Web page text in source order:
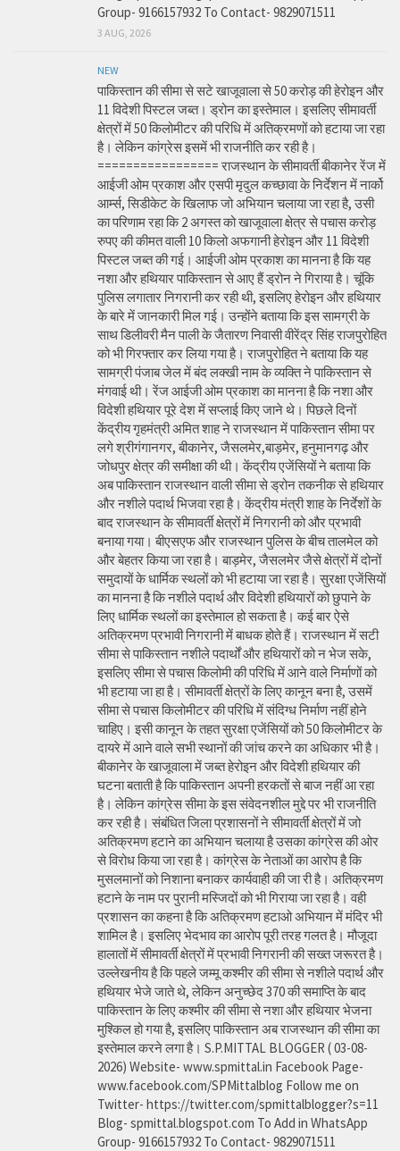
Group- 9166157932 To Contact- 9829071511
3 AUG, 2026
NEW
पाकिस्तान की सीमा से सटे खाजूवाला से 50 करोड़ की हेरोइन और
11 विदेशी पिस्टल जब्त। ड्रोन का इस्तेमाल। इसलिए सीमावर्ती
क्षेत्रों में 50 किलोमीटर की परिधि में अतिक्रमणों को हटाया जा रहा
है। लेकिन कांग्रेस इसमें भी राजनीति कर रही है।
================= राजस्थान के सीमावर्ती बीकानेर रेंज में
आईजी ओम प्रकाश और एसपी मृदुल कच्छावा के निर्देशन में नार्को
आर्म्स, सिडीकेट के खिलाफ जो अभियान चलाया जा रहा है, उसी
का परिणाम रहा कि 2 अगस्त को खाजूवाला क्षेत्र से पचास करोड़
रुपए की कीमत वाली 10 किलो अफगानी हेरोइन और 11 विदेशी
पिस्टल जब्त की गई। आईजी ओम प्रकाश का मानना है कि यह
नशा और हथियार पाकिस्तान से आए हैं ड्रोन ने गिराया है। चूंकि
पुलिस लगातार निगरानी कर रही थी, इसलिए हेरोइन और हथियार
के बारे में जानकारी मिल गई। उन्होंने बताया कि इस सामग्री के
साथ डिलीवरी मैन पाली के जैतारण निवासी वीरेंद्र सिंह राजपुरोहित
को भी गिरफ्तार कर लिया गया है। राजपुरोहित ने बताया कि यह
सामग्री पंजाब जेल में बंद लक्खी नाम के व्यक्ति ने पाकिस्तान से
मंगवाई थी। रेंज आईजी ओम प्रकाश का मानना है कि नशा और
विदेशी हथियार पूरे देश में सप्लाई किए जाने थे। पिछले दिनों
केंद्रीय गृहमंत्री अमित शाह ने राजस्थान में पाकिस्तान सीमा पर
लगे श्रीगंगानगर, बीकानेर, जैसलमेर,बाड़मेर, हनुमानगढ़ और
जोधपुर क्षेत्र की समीक्षा की थी। केंद्रीय एजेंसियों ने बताया कि
अब पाकिस्तान राजस्थान वाली सीमा से ड्रोन तकनीक से हथियार
और नशीले पदार्थ भिजवा रहा है। केंद्रीय मंत्री शाह के निर्देशों के
बाद राजस्थान के सीमावर्ती क्षेत्रों में निगरानी को और प्रभावी
बनाया गया। बीएसएफ और राजस्थान पुलिस के बीच तालमेल को
और बेहतर किया जा रहा है। बाड़मेर, जैसलमेर जैसे क्षेत्रों में दोनों
समुदायों के धार्मिक स्थलों को भी हटाया जा रहा है। सुरक्षा एजेंसियों
का मानना है कि नशीले पदार्थ और विदेशी हथियारों को छुपाने के
लिए धार्मिक स्थलों का इस्तेमाल हो सकता है। कई बार ऐसे
अतिक्रमण प्रभावी निगरानी में बाधक होते हैं। राजस्थान में सटी
सीमा से पाकिस्तान नशीले पदार्थों और हथियारों को न भेज सके,
इसलिए सीमा से पचास किलोमी की परिधि में आने वाले निर्माणों को
भी हटाया जा हा है। सीमावर्ती क्षेत्रों के लिए कानून बना है, उसमें
सीमा से पचास किलोमीटर की परिधि में संदिग्ध निर्माण नहीं होने
चाहिए। इसी कानून के तहत सुरक्षा एजेंसियों को 50 किलोमीटर के
दायरे में आने वाले सभी स्थानों की जांच करने का अधिकार भी है।
बीकानेर के खाजूवाला में जब्त हेरोइन और विदेशी हथियार की
घटना बताती है कि पाकिस्तान अपनी हरकतों से बाज नहीं आ रहा
है। लेकिन कांग्रेस सीमा के इस संवेदनशील मुद्दे पर भी राजनीति
कर रही है। संबंधित जिला प्रशासनों ने सीमावर्ती क्षेत्रों में जो
अतिक्रमण हटाने का अभियान चलाया है उसका कांग्रेस की ओर
से विरोध किया जा रहा है। कांग्रेस के नेताओं का आरोप है कि
मुसलमानों को निशाना बनाकर कार्यवाही की जा री है। अतिक्रमण
हटाने के नाम पर पुरानी मस्जिदों को भी गिराया जा रहा है। वही
प्रशासन का कहना है कि अतिक्रमण हटाओ अभियान में मंदिर भी
शामिल है। इसलिए भेदभाव का आरोप पूरी तरह गलत है। मौजूदा
हालातों में सीमावर्ती क्षेत्रों में प्रभावी निगरानी की सख्त जरूरत है।
उल्लेखनीय है कि पहले जम्मू कश्मीर की सीमा से नशीले पदार्थ और
हथियार भेजे जाते थे, लेकिन अनुच्छेद 370 की समाप्ति के बाद
पाकिस्तान के लिए कश्मीर की सीमा से नशा और हथियार भेजना
मुश्किल हो गया है, इसलिए पाकिस्तान अब राजस्थान की सीमा का
इस्तेमाल करने लगा है। S.P.MITTAL BLOGGER ( 03-08-
2026) Website- www.spmittal.in Facebook Page-
www.facebook.com/SPMittalblog Follow me on
Twitter- https://twitter.com/spmittalblogger?s=11
Blog- spmittal.blogspot.com To Add in WhatsApp
Group- 9166157932 To Contact- 9829071511